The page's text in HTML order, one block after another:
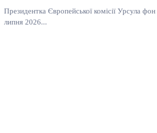
Президентка Європейської комісії Урсула
липня 2026...